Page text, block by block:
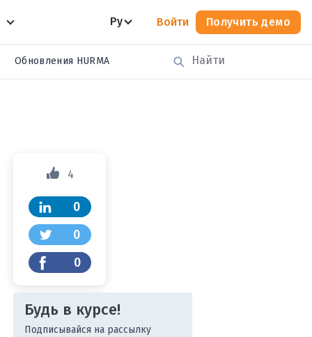
Ру Войти Получить демо
Обновления HURMA
4
0
0
0
Будь в курсе!
Подписывайся на рассылку